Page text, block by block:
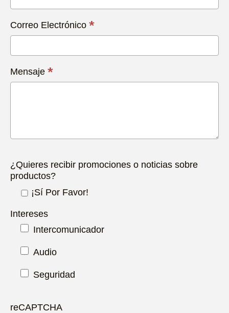
Correo Electrónico *
Mensaje *
¿Quieres recibir promociones o noticias sobre
productos?
¡Sí Por Favor!
Intereses
Intercomunicador
Audio
Seguridad
reCAPTCHA